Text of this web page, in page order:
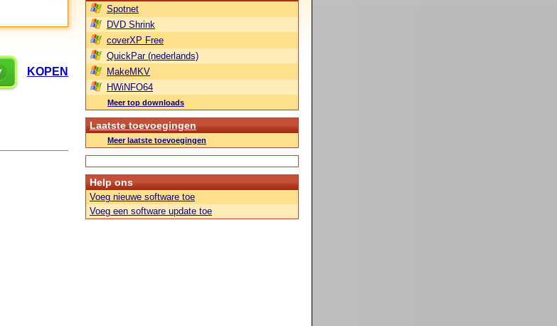
KOPEN
Spotnet
DVD Shrink
coverXP Free
QuickPar (nederlands)
MakeMKV
HWiNFO64
Meer top downloads
Laatste toevoegingen
Meer laatste toevoegingen
Help ons
Voeg nieuwe software toe
Voeg een software update toe